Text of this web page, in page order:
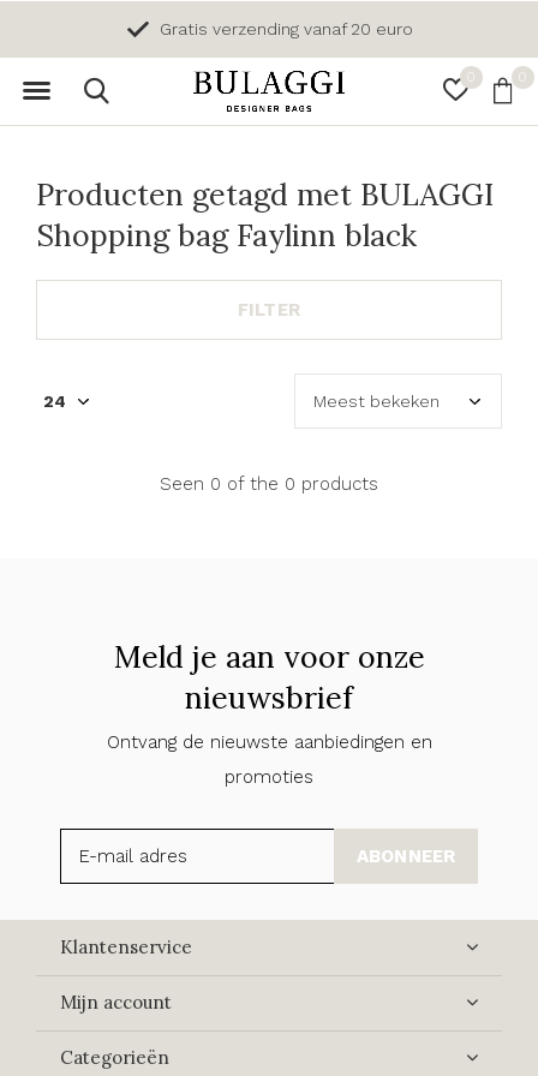
0 0
Gratis verzending vanaf 20 euro
Producten getagd met BULAGGI
Shopping bag Faylinn black
FILTER
Seen 0 of the 0 products
Meld je aan voor onze
nieuwsbrief
Ontvang de nieuwste aanbiedingen en
promoties
ABONNEER
Klantenservice
Mijn account
Categorieën